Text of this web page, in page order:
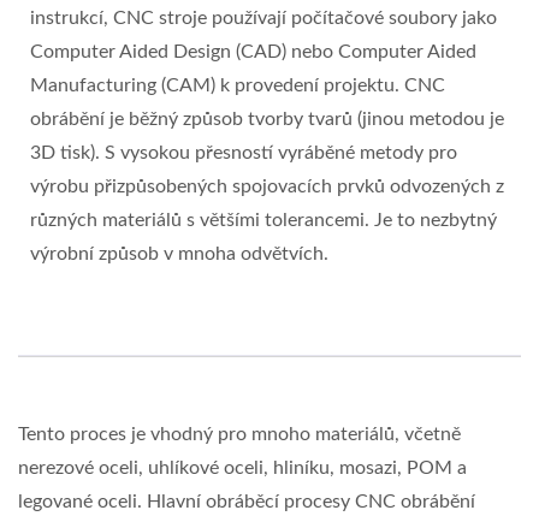
instrukcí, CNC stroje používají počítačové soubory jako
Computer Aided Design (CAD) nebo Computer Aided
Manufacturing (CAM) k provedení projektu. CNC
obrábění je běžný způsob tvorby tvarů (jinou metodou je
3D tisk). S vysokou přesností vyráběné metody pro
výrobu přizpůsobených spojovacích prvků odvozených z
různých materiálů s většími tolerancemi. Je to nezbytný
výrobní způsob v mnoha odvětvích.
Tento proces je vhodný pro mnoho materiálů, včetně
nerezové oceli, uhlíkové oceli, hliníku, mosazi, POM a
legované oceli. Hlavní obráběcí procesy CNC obrábění